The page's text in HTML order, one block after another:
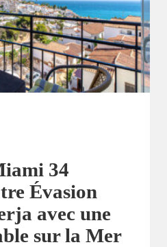
34
Évasion
avec une
sur la Mer